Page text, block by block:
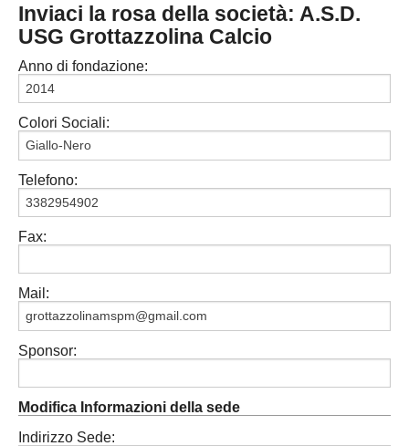
PESARO URBINO
PROMOZIONE
1^ CATEGORIA
2^ CATEGORIA
3^ CATEGORIA
GIOVANILI
DIRETTA
Inviaci la rosa della società: A.S.D.
USG Grottazzolina Calcio
Anno di fondazione:
Colori Sociali:
Telefono:
Fax:
Mail:
Sponsor:
Modifica Informazioni della sede
Indirizzo Sede: